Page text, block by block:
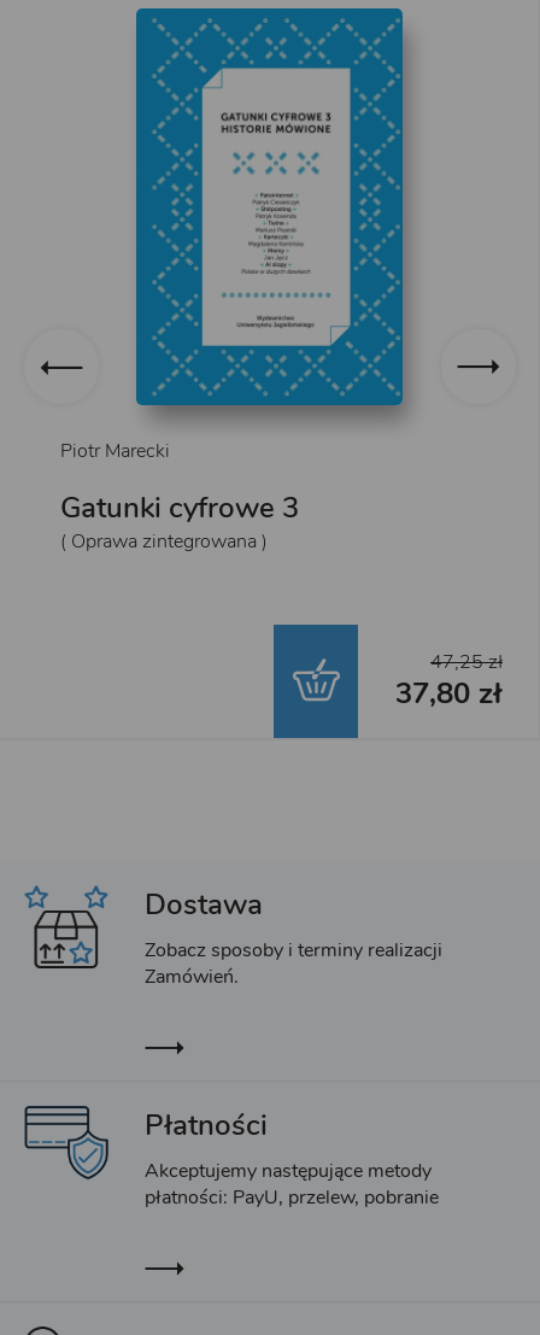
Piotr Marecki
Gatunki cyfrowe 3
( Oprawa zintegrowana )
47,25 zł
37,80 zł
Dostawa
Zobacz sposoby i terminy realizacji
Zamówień.
Płatności
Akceptujemy następujące metody
płatności: PayU, przelew, pobranie